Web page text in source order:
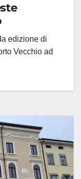
edizione di
Vecchio ad